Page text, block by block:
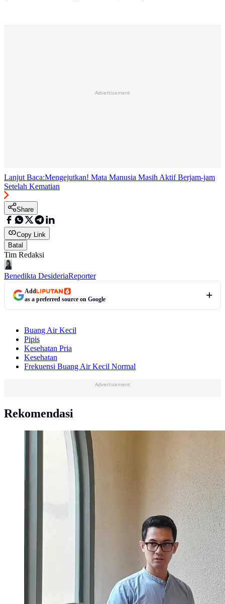
Advertisement
Lanjut Baca:Mengejutkan! Mata Manusia Masih Aktif Berjam-jam
Setelah Kematian
Share
Copy Link
Batal
Tim Redaksi
Benedikta DesideriaReporter
Add
as a preferred source on Google
Buang Air Kecil
Pipis
Kesehatan Pria
Kesehatan
Frekuensi Buang Air Kecil Normal
Advertisement
Rekomendasi